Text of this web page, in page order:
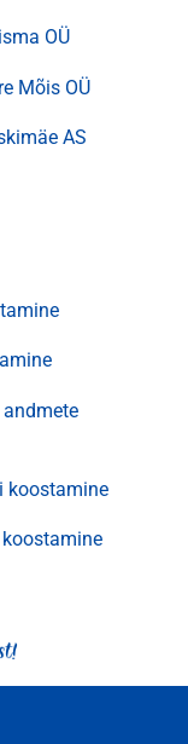
OÜ
Mõis OÜ
AS
koostamine